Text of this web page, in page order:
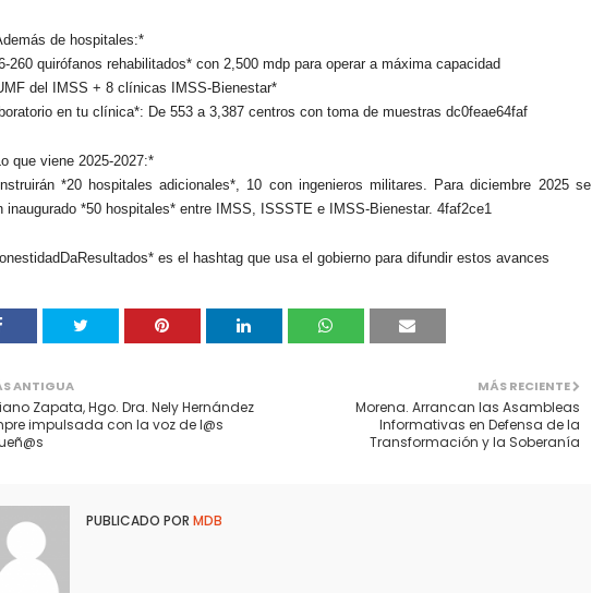
de hospitales:*
260 quirófanos rehabilitados* con 2,500 mdp para operar a máxima capacidad
del IMSS + 8 clínicas IMSS-Bienestar*
en tu clínica*: De 553 a 3,387 centros con toma de muestras dc0feae64faf
que viene 2025-2027:*
*20 hospitales adicionales*, 10 con ingenieros militares. Para diciembre 2025 se
inaugurado *50 hospitales* entre IMSS, ISSSTE e IMSS-Bienestar. 4faf2ce1
es el hashtag que usa el gobierno para difundir estos avances
MÁS RECIENTE
Morena. Arrancan las Asambleas
Informativas en Defensa de la
Transformación y la Soberanía
ANTIGUA
Zapata, Hgo. Dra. Nely Hernández
impulsada con la voz de l@s
PUBLICADO POR MDB